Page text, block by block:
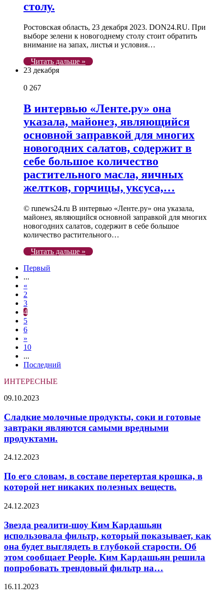
столу.
Ростовская область, 23 декабря 2023. DON24.RU. При
выборе зелени к новогоднему столу стоит обратить
внимание на запах, листья и условия…
Читать дальше »
23 декабря
0 267
В интервью «Ленте.ру» она
указала, майонез, являющийся
основной заправкой для многих
новогодних салатов, содержит в
себе большое количество
растительного масла, яичных
желтков, горчицы, уксуса,…
© runews24.ru В интервью «Ленте.ру» она указала,
майонез, являющийся основной заправкой для многих
новогодних салатов, содержит в себе большое
количество растительного…
Читать дальше »
Первый
...
«
2
3
4
5
6
»
10
...
Последний
ИНТЕРЕСНЫЕ
Сладкие
продукты,
соки
и
готовые
являются
вредными
продуктами.
09.10.2023
Сладкие молочные продукты, соки и готовые
завтраки являются самыми вредными
продуктами.
По
словам,
составе
крошка,
которой
нет
никаких
полезных
веществ.
24.12.2023
По его словам, в составе перетертая крошка, в
которой нет никаких полезных веществ.
Звезда
шоу
Ким
Кардашьян
использовала
фильтр,
который
показывает,
как
24.12.2023
Звезда реалити-шоу Ким Кардашьян
использовала фильтр, который показывает, как
она будет выглядеть в глубокой старости. Об
этом сообщает People. Ким Кардашьян решила
попробовать трендовый фильтр на…
Выбирая
16.11.2023